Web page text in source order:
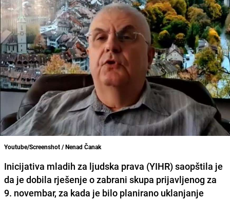
Youtube/Screenshot / Nenad Čanak
Inicijativa mladih za ljudska prava (YIHR)saopštila je
da je dobila rješenje o zabrani skupa prijavljenog za
9. novembar, za kada je bilo planirano uklanjanje